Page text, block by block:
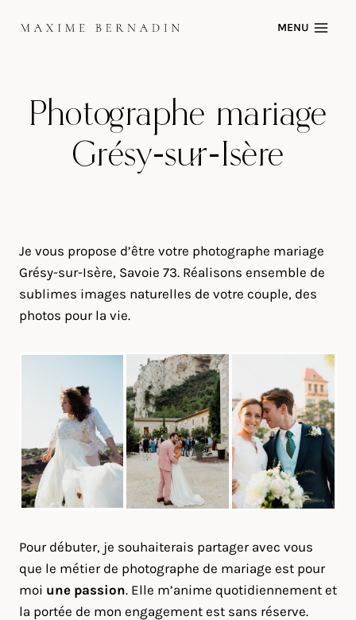
MENU
Photographe mariage
Grésy-sur-Isère
Je vous propose d’être votre photographe mariage
Grésy-sur-Isère, Savoie 73. Réalisons ensemble de
sublimes images naturelles de votre couple, des
photos pour la vie.
Pour débuter, je souhaiterais partager avec vous
que le métier de photographe de mariage est pour
moi une passion. Elle m’anime quotidiennement et
la portée de mon engagement est sans réserve.